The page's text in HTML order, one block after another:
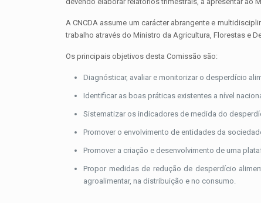
A CNCDA assume um carácter abrangente e
trabalho através do Ministro da Agricultura, Florestas e
Os principais objetivos desta Comissão são:
Diagnósticar, avaliar e monitorizar o desperdício
Identificar as boas práticas existentes a nível
Sistematizar os indicadores de medida do
Promover o envolvimento de entidades da
Promover a criação e desenvolvimento de uma
Propor medidas de redução de desperdício
agroalimentar, na distribuição e no consumo.